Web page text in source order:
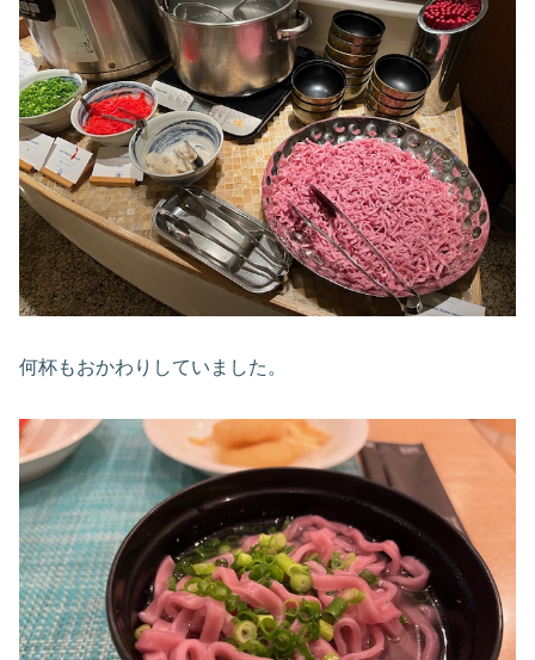
何杯もおかわりしていました。